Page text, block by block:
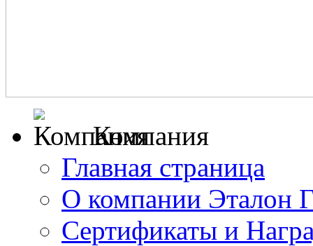
Компания
Главная страница
О компании Эталон
Сертификаты и